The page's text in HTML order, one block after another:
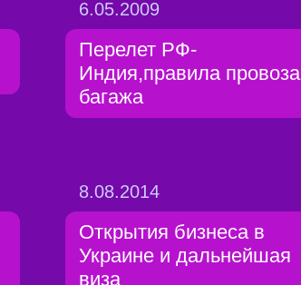
6.05.2009
Перелет РФ-
Индия,правила провоза
багажа
8.08.2014
Открытия бизнеса в
Украине и дальнейшая
виза